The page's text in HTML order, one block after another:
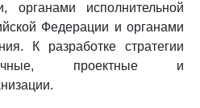
органами исполнительной
Федерации и органами
К разработке стратегии
проектные и